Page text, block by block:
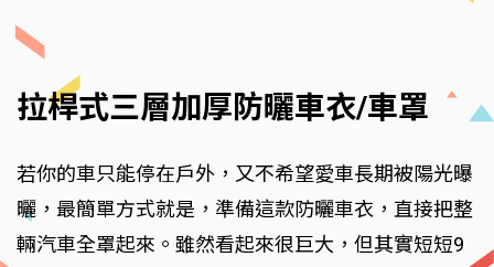
拉桿式三層加厚防曬車衣/車罩
若你的車只能停在戶外，又不希望愛車長期被陽光曝
曬，最簡單方式就是，準備這款防曬車衣，直接把整
輛汽車全罩起來。雖然看起來很巨大，但其實短短9